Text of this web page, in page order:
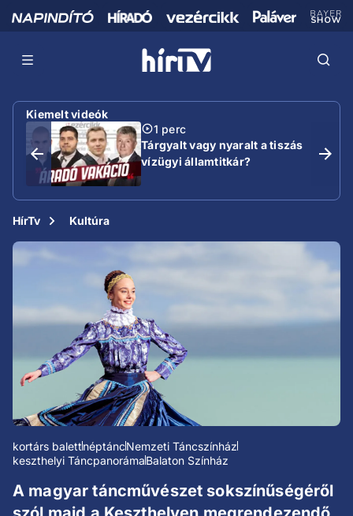
Kiemelt videók
1 perc
Tárgyalt vagy nyaralt a tiszás
vízügyi államtitkár?
HírTv Kultúra
kortárs balettnéptáncNemzeti Táncszínház
keszthelyi TáncpanorámaBalaton Színház
A magyar táncművészet sokszínűségéről